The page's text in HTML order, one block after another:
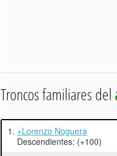
Troncos familiares del
1. +Lorenzo Noguera
Descendientes: (+100)